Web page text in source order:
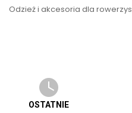
Odzież i akcesoria dla
OSTATNIE